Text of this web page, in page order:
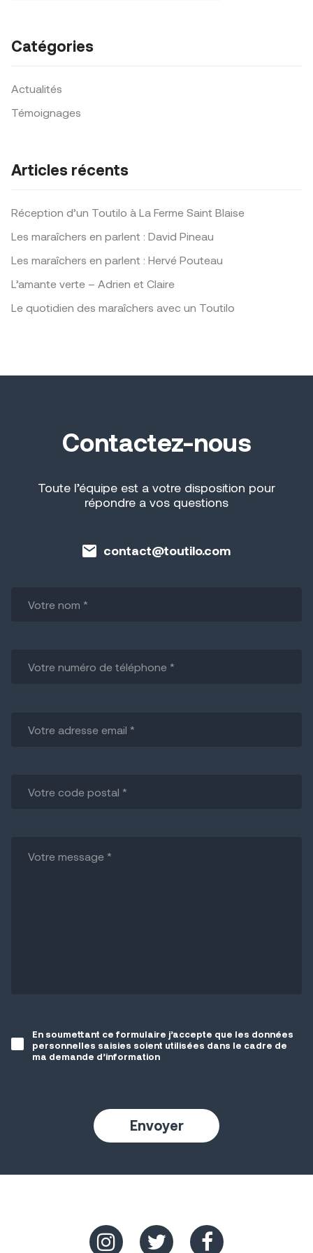
Catégories
Actualités
Témoignages
Articles récents
Réception d’un Toutilo à La Ferme Saint Blaise
Les maraîchers en parlent : David Pineau
Les maraîchers en parlent : Hervé Pouteau
L’amante verte – Adrien et Claire
Le quotidien des maraîchers avec un Toutilo
Contactez-nous
Toute l’équipe est a votre disposition pour
répondre a vos questions
contact@toutilo.com
En soumettant ce formulaire j’accepte que les données
personnelles saisies soient utilisées dans le cadre de
ma demande d’information